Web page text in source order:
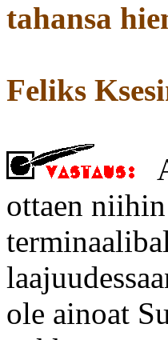
tahansa
Feliks
ottaen
ole ainoat